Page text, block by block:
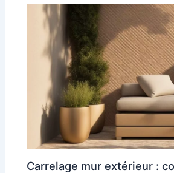
Carrelage mur extérieur :